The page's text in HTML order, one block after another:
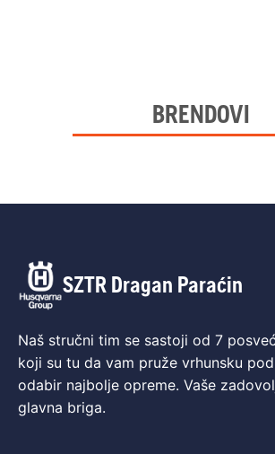
BRENDOVI
SZTR Dragan Paraćin
Naš stručni tim se sastoji od 7
koji su tu da vam pruže vrhunsku
odabir najbolje opreme. Vaše
glavna briga.